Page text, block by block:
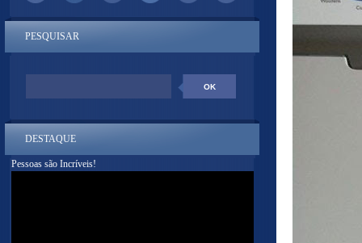
PESQUISAR
DESTAQUE
Pessoas são Incríveis!